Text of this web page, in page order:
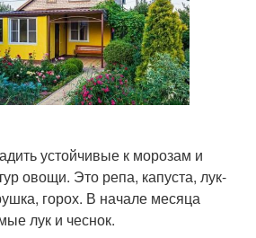
устойчивые к морозам и
овощи. Это репа, капуста, лук-
горох. В начале месяца
лук и чеснок.